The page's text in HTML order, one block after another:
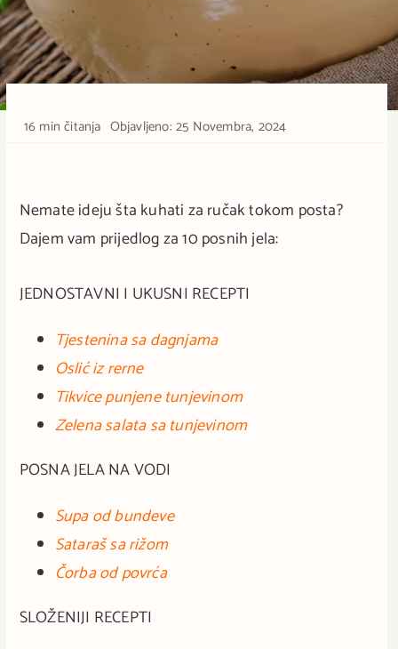
16 min čitanja Objavljeno: 25 Novembra, 2024
Nemate ideju šta kuhati za ručak tokom posta?
Dajem vam prijedlog za 10 posnih jela:
JEDNOSTAVNI I UKUSNI RECEPTI
Tjestenina sa dagnjama
Oslić iz rerne
Tikvice punjene tunjevinom
Zelena salata sa tunjevinom
POSNA JELA NA VODI
Supa od bundeve
Sataraš sa rižom
Čorba od povrća
SLOŽENIJI RECEPTI